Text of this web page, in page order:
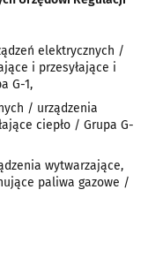
elektrycznych /
i przesyłające i
G-1,
/ urządzenia
ciepło / Grupa G-
wytwarzające,
paliwa gazowe /